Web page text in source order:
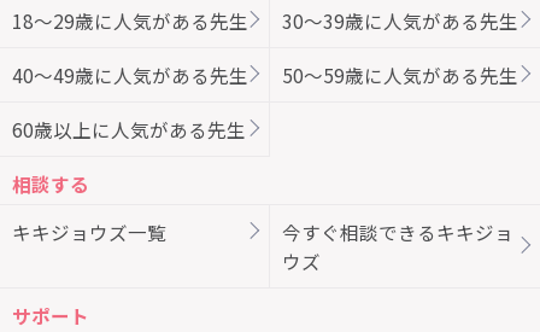
18～29歳に人気がある先生 30～39歳に人気がある先生
40～49歳に人気がある先生 50～59歳に人気がある先生
60歳以上に人気がある先生
相談する
キキジョウズ一覧
今すぐ相談できるキキジョ
ウズ
サポート